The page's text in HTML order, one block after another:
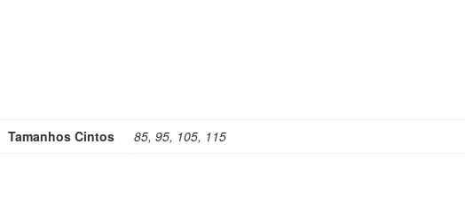
Tamanhos Cintos 85, 95, 105, 115